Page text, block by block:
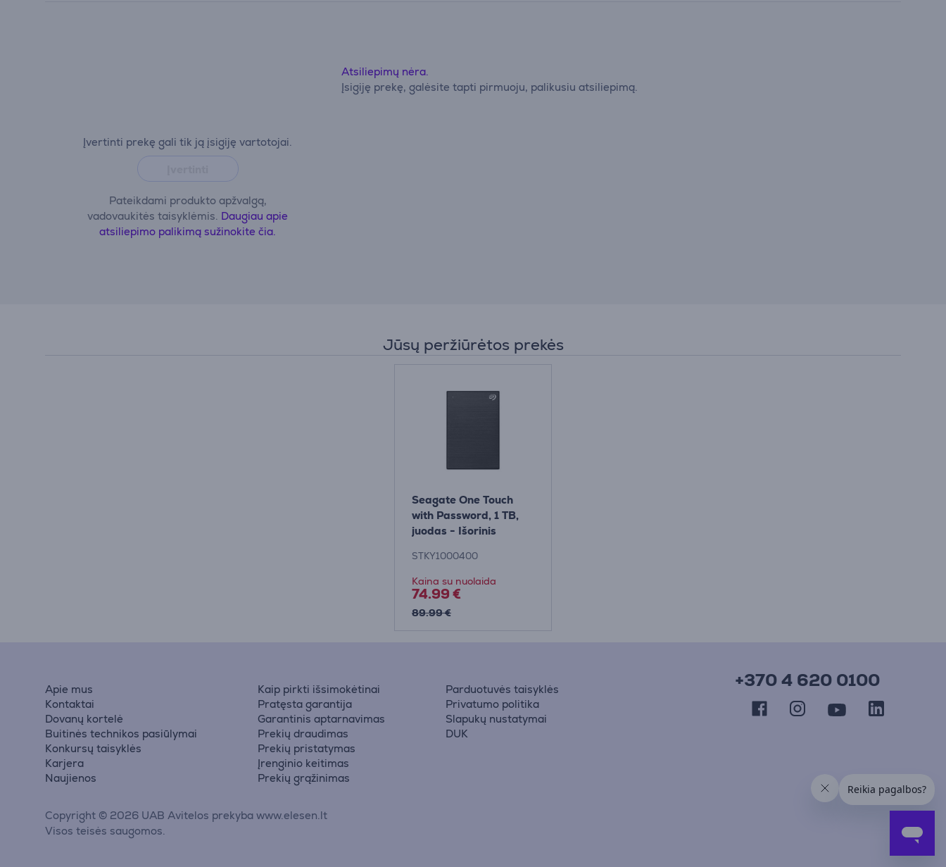
Įvertinti prekę gali tik ją įsigiję vartotojai.
Pateikdami produkto apžvalgą,
vadovaukitės taisyklėmis. Daugiau apie
atsiliepimo palikimą sužinokite čia.
Atsiliepimų nėra.
Įsigiję prekę, galėsite tapti pirmuoju, palikusiu atsiliepimą.
Jūsų peržiūrėtos prekės
Seagate One Touch
with Password, 1 TB,
juodas - Išorinis
STKY1000400
Kaina su nuolaida
74.99 €
89.99 €
Apie mus
Kontaktai
Dovanų kortelė
Buitinės technikos pasiūlymai
Konkursų taisyklės
Karjera
Naujienos
Kaip pirkti išsimokėtinai
Pratęsta garantija
Garantinis aptarnavimas
Prekių draudimas
Prekių pristatymas
Įrenginio keitimas
Prekių grąžinimas
Parduotuvės taisyklės
Privatumo politika
Slapukų nustatymai
DUK
+370 4 620 0100
Copyright © 2026 UAB Avitelos prekyba www.elesen.lt
Visos teisės saugomos.